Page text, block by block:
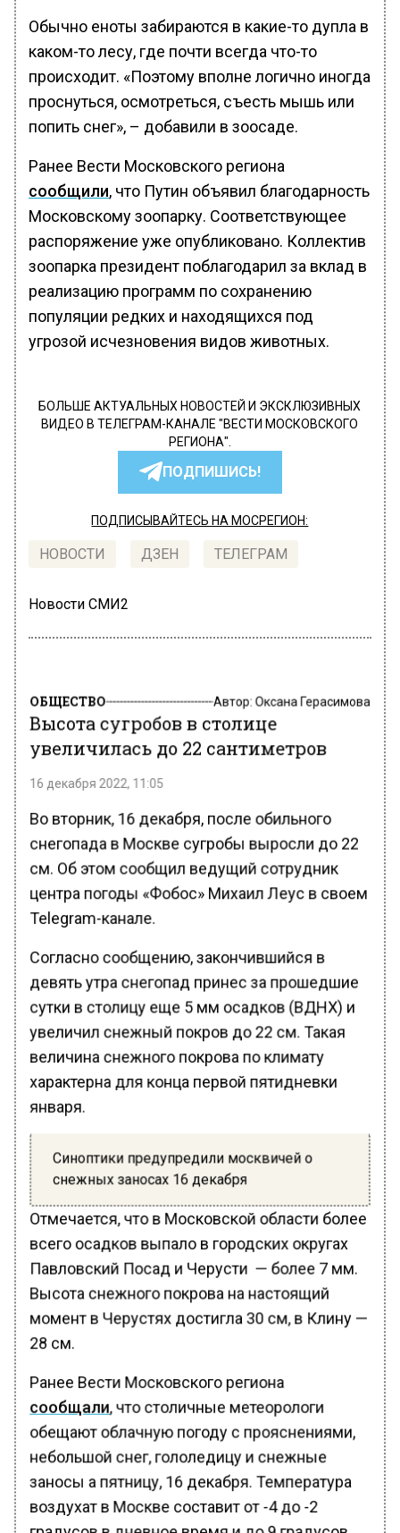
Обычно еноты забираются в какие-то дупла в
каком-то лесу, где почти всегда что-то
происходит. «Поэтому вполне логично иногда
проснуться, осмотреться, съесть мышь или
попить снег», – добавили в зоосаде.
Ранее Вести Московского региона
сообщили, что Путин объявил благодарность
Московскому зоопарку. Соответствующее
распоряжение уже опубликовано. Коллектив
зоопарка президент поблагодарил за вклад в
реализацию программ по сохранению
популяции редких и находящихся под
угрозой исчезновения видов животных.
БОЛЬШЕ АКТУАЛЬНЫХ НОВОСТЕЙ И ЭКСКЛЮЗИВНЫХ
ВИДЕО В ТЕЛЕГРАМ-КАНАЛЕ "ВЕСТИ МОСКОВСКОГО
РЕГИОНА".
ПОДПИШИСЬ!
ПОДПИСЫВАЙТЕСЬ НА МОСРЕГИОН:
НОВОСТИ ДЗЕН ТЕЛЕГРАМ
Новости СМИ2
ОБЩЕСТВО Автор: Оксана Герасимова
Высота сугробов в столице
увеличилась до 22 сантиметров
16 декабря 2022, 11:05
Во вторник, 16 декабря, после обильного
снегопада в Москве сугробы выросли до 22
см. Об этом сообщил ведущий сотрудник
центра погоды «Фобос» Михаил Леус в своем
Telegram-канале.
Согласно сообщению, закончившийся в
девять утра снегопад принес за прошедшие
сутки в столицу еще 5 мм осадков (ВДНХ) и
увеличил снежный покров до 22 см. Такая
величина снежного покрова по климату
характерна для конца первой пятидневки
января.
Синоптики предупредили москвичей о
снежных заносах 16 декабря
Отмечается, что в Московской области более
всего осадков выпало в городских округах
Павловский Посад и Черусти — более 7 мм.
Высота снежного покрова на настоящий
момент в Черустях достигла 30 см, в Клину —
28 см.
Ранее Вести Московского региона
сообщали, что столичные метеорологи
обещают облачную погоду с прояснениями,
небольшой снег, гололедицу и снежные
заносы а пятницу, 16 декабря. Температура
воздухат в Москве составит от -4 до -2